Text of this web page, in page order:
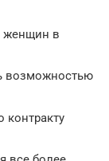
женщин в
возможностью